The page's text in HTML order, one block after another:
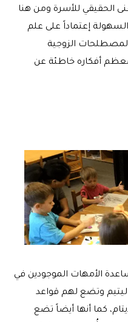
الحقيقي للأسرة ومن هنا
إعتماداً على علم
الزوجية
معظم أفكاره خاطئة عن
الأمهات الموجودين في
وتضع لهم قواعد
كما أنها أيضاً تضع